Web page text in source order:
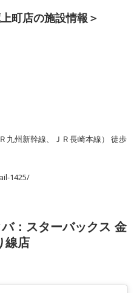
町店の施設情報＞
九州新幹線、ＪＲ長崎本線） 徒歩
1425/
：スターバックス 金
線店